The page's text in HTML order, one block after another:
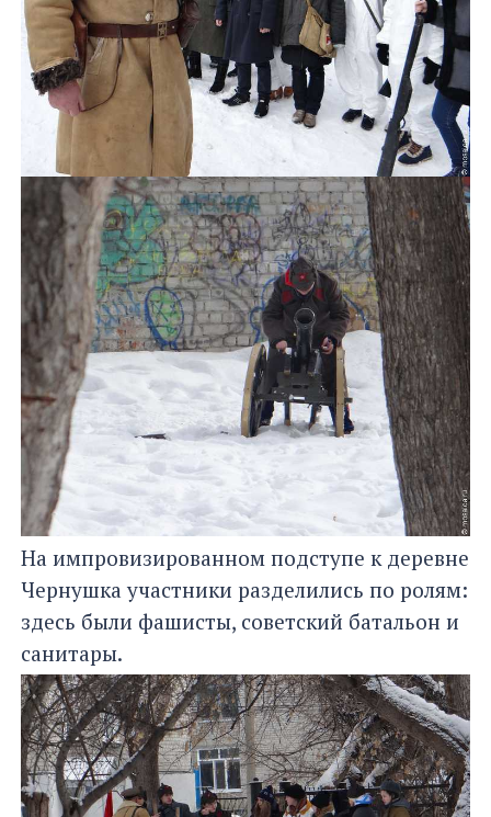
На импровизированном подступе к деревне
Чернушка участники разделились по ролям:
здесь были фашисты, советский батальон и
санитары.